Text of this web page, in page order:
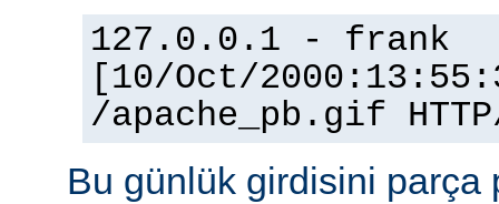
127.0.0.1 - frank
[10/Oct/
/apache_pb.gif
Bu günlük girdisini parça